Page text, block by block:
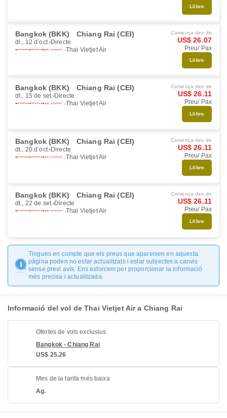
Llibre
Bangkok (BKK) Chiang Rai (CEI)
dl., 12 d’oct. Directe
Thai Vietjet Air
Comença des de
US$ 26.07
Preu/ Pax
Llibre
Bangkok (BKK) Chiang Rai (CEI)
dt., 15 de set. Directe
Thai Vietjet Air
Comença des de
US$ 26.11
Preu/ Pax
Llibre
Bangkok (BKK) Chiang Rai (CEI)
dt., 20 d’oct. Directe
Thai Vietjet Air
Comença des de
US$ 26.11
Preu/ Pax
Llibre
Bangkok (BKK) Chiang Rai (CEI)
dt., 22 de set. Directe
Thai Vietjet Air
Comença des de
US$ 26.11
Preu/ Pax
Llibre
Tingues en compte que els preus que apareixen en aquesta
pàgina poden no estar actualitzats i estar subjectes a canvis
sense previ avís. Ens esforcem per proporcionar la informació
més precisa i actualitzada.
Informació del vol de Thai Vietjet Air a Chiang Rai
Ofertes de vols exclusius
Bangkok - Chiang Rai
US$ 25.26
Mes de la tarifa més baixa
Ag.